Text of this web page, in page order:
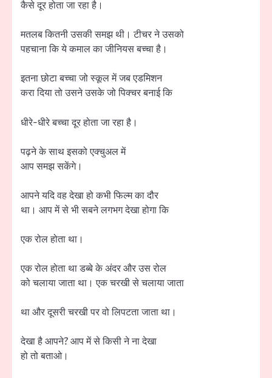
कैसे दूर होता जा रहा है।
मतलब कितनी उसकी समझ थी। टीचर ने उसको
पहचाना कि ये कमाल का जीनियस बच्चा है।
इतना छोटा बच्चा जो स्कूल में जब एडमिशन
करा दिया तो उसने उसके जो पिक्चर बनाई कि
धीरे-धीरे बच्चा दूर होता जा रहा है।
पढ़ने के साथ इसको एक्चुअल में
आप समझ सकेंगे।
आपने यदि वह देखा हो कभी फिल्म का दौर
था। आप में से भी सबने लगभग देखा होगा कि
एक रोल होता था।
एक रोल होता था डब्बे के अंदर और उस रोल
को चलाया जाता था। एक चरखी से चलाया जाता
था और दूसरी चरखी पर वो लिपटता जाता था।
देखा है आपने? आप में से किसी ने ना देखा
हो तो बताओ।